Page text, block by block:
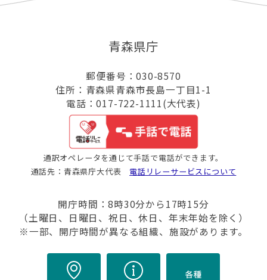
青森県庁
郵便番号：030-8570
住所：青森県青森市長島一丁目1-1
電話：017-722-1111(大代表)
通訳オペレータを通じて手話で電話ができます。
通話先：青森県庁大代表 電話リレーサービスについて
開庁時間：8時30分から17時15分
（土曜日、日曜日、祝日、休日、年末年始を除く）
※一部、開庁時間が異なる組織、施設があります。